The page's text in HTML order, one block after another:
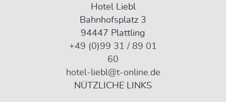
Hotel Liebl
Bahnhofsplatz 3
94447 Plattling
+49 (0)99 31 / 89 01
60
hotel-liebl@t-online.de
NÜTZLICHE LINKS